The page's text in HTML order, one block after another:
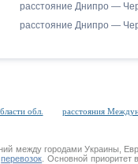
расстояние Днипро —
расстояние Днипро —
обл. расстояния
между городами Украины,
перевозок . Основной